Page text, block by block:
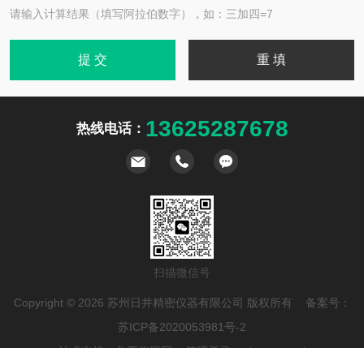
请输入计算结果（填写阿拉伯数字），如：三加四=7
热线电话： 13625287678
扫描微信号
Copyright © 2026 苏州日井精密仪器有限公司 版权所有 备案号：
苏ICP备2020053981号-2